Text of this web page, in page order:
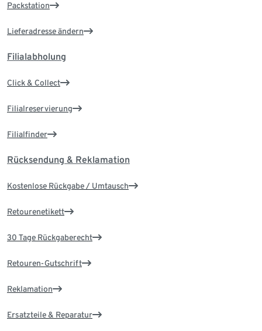
Packstation
Lieferadresse ändern
Filialabholung
Click & Collect
Filialreservierung
Filialfinder
Rücksendung & Reklamation
Kostenlose Rückgabe / Umtausch
Retourenetikett
30 Tage Rückgaberecht
Retouren-Gutschrift
Reklamation
Ersatzteile & Reparatur